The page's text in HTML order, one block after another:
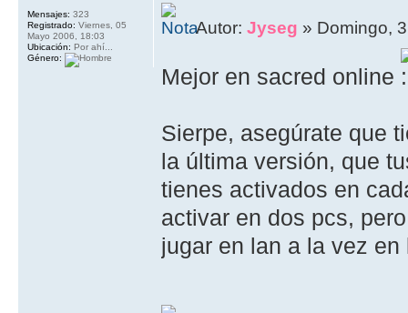
Autor:Jyseg » Domingo,
Mejor en sacred online
Sierpe, asegúrate que
la última versión, que
tienes activados en
activar en dos pcs,
jugar en lan a la vez en
Mensajes: 323
Registrado: Viernes, 05
Mayo 2006, 18:03
Ubicación: Por ahí...
Género: